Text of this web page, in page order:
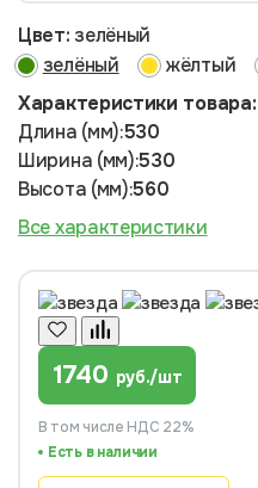
Цвет: зелёный
зелёный
жёлтый
Характеристики товара:
Длина (мм):530
Ширина (мм):530
Высота (мм):560
Все характеристики
1740 руб./шт
В том числе НДС 22%
Есть в наличии